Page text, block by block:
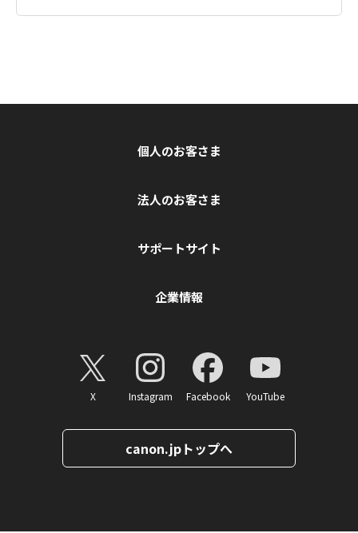
個人のお客さま
法人のお客さま
サポートサイト
企業情報
X Instagram Facebook YouTube
canon.jpトップへ